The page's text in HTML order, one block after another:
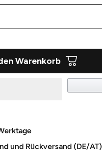
Warenkorb
und Rückversand (DE/AT)